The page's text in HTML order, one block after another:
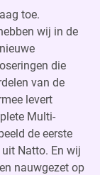
toe.
wij in de
die
van de
levert
Multi-
de eerste
Natto. En wij
nauwgezet op